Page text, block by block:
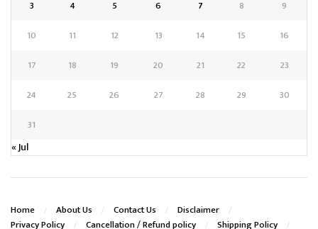
3
4 5 6 7 8
9
10
11 12 13 14 15
16
17
18 19 20 21 22
23
24
25 26 27 28 29
30
31
« Jul
Home About Us Contact Us
Disclaimer
Privacy Policy
Cancellation / Refund policy Shipping Policy